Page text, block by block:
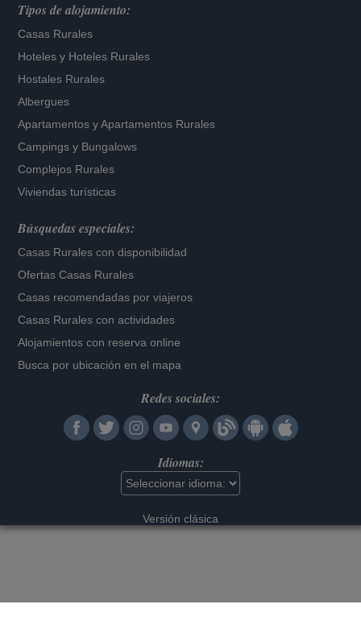
Tipos de alojamiento:
Casas Rurales
Hoteles y Hoteles Rurales
Hostales Rurales
Albergues
Apartamentos yApartamentos Rurales
Campings y Bungalows
Complejos Rurales
Viviendas turísticas
Búsquedas especiales:
Casas Rurales con disponibilidad
Ofertas Casas Rurales
Casas recomendadas por viajeros
Casas Rurales con actividades
Alojamientos con reserva online
Busca por ubicación en el mapa
Redes sociales:
Idiomas:
Versión clásica